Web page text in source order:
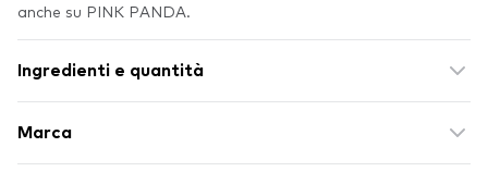
anche su PINK PANDA.
Ingredienti e quantità
Marca